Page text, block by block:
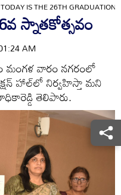
TODAY IS THE 26TH GRADUATION
స్నాతకోత్సవం
AM
మంగళ వారం నగరంలో
హాల్‌లో నిర్వహిస్తా మని
తెలిపారు.